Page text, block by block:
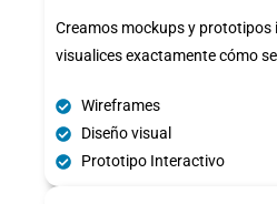
Creamos mockups y
visualices exactamente cómo
Wireframes
Diseño visual
Prototipo Interactivo